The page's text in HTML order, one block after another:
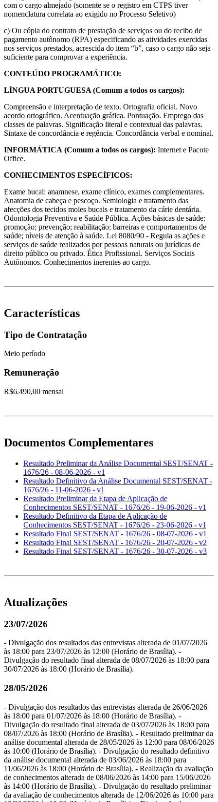
com o cargo almejado (somente se o registro em CTPS tiver
nomenclatura correlata ao exigido no Processo Seletivo)
c) Ou cópia do contrato de prestação de serviços ou do recibo de
pagamento autônomo (RPA) especificando as atividades exercidas
nos serviços prestados, acrescida do item “b”, caso o cargo não seja
suficiente para comprovar a experiência.
CONTEÚDO PROGRAMÁTICO:
LÍNGUA PORTUGUESA (Comum a todos os cargos):
Compreensão e interpretação de texto. Ortografia oficial. Novo
acordo ortográfico. Acentuação gráfica. Pontuação. Emprego das
classes de palavras. Significação literal e contextual das palavras.
Sintaxe de concordância e regência. Concordância verbal e nominal.
INFORMÁTICA (Comum a todos os cargos): Internet e Pacote
Office.
CONHECIMENTOS ESPECÍFICOS:
Exame bucal: anamnese, exame clínico, exames complementares.
Anatomia de cabeça e pescoço. Semiologia e tratamento das
afecções dos tecidos moles bucais e tratamento da cárie dentária.
Odontologia Preventiva e Saúde Pública. Ações básicas de saúde:
promoção; prevenção; reabilitação; barreiras e comportamentos de
saúde; níveis de atenção à saúde. Lei 8080/90 - Regula as ações e
serviços de saúde realizados por pessoas naturais ou jurídicas de
direito público ou privado. Ética Profissional. Serviços Sociais
Autônomos. Conhecimentos inerentes ao cargo.
Características
Tipo de Contratação
Meio período
Remuneração
R$6.490,00 mensal
Documentos Complementares
Resultado Preliminar da Análise Documental SEST/SENAT -
1676/26 - 08-06-2026 - v1
Resultado Definitivo da Análise Documental SEST/SENAT -
1676/26 - 11-06-2026 - v1
Resultado Preliminar da Etapa de Aplicação de
Conhecimentos SEST/SENAT - 1676/26 - 19-06-2026 - v1
Resultado Definitivo da Etapa de Aplicação de
Conhecimentos SEST/SENAT - 1676/26 - 23-06-2026 - v1
Resultado Final SEST/SENAT - 1676/26 - 08-07-2026 - v1
Resultado Final SEST/SENAT - 1676/26 - 20-07-2026 - v2
Resultado Final SEST/SENAT - 1676/26 - 30-07-2026 - v3
Atualizações
23/07/2026
- Divulgação dos resultados das entrevistas alterada de 01/07/2026
às 18:00 para 23/07/2026 às 12:00 (Horário de Brasília). -
Divulgação do resultado final alterada de 08/07/2026 às 18:00 para
30/07/2026 às 18:00 (Horário de Brasília).
28/05/2026
- Divulgação dos resultados das entrevistas alterada de 26/06/2026
às 18:00 para 01/07/2026 às 18:00 (Horário de Brasília). -
Divulgação do resultado final alterada de 03/07/2026 às 18:00 para
08/07/2026 às 18:00 (Horário de Brasília). - Resultado preliminar da
análise documental alterada de 28/05/2026 às 12:00 para 08/06/2026
às 10:00 (Horário de Brasília). - Divulgação do resultado definitivo
da análise documental alterada de 03/06/2026 às 18:00 para
11/06/2026 às 18:00 (Horário de Brasília). - Realização da avaliação
de conhecimentos alterada de 08/06/2026 às 14:00 para 15/06/2026
às 14:00 (Horário de Brasília). - Divulgação do resultado preliminar
da avaliação de conhecimentos alterada de 12/06/2026 às 10:00 para